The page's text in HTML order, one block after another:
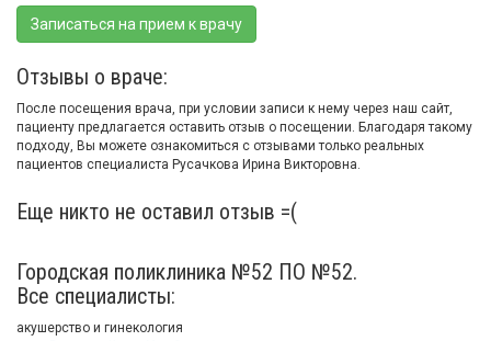
Записаться на прием к врачу
Отзывы о враче:
После посещения врача, при условии записи к нему через наш сайт,
пациенту предлагается оставить отзыв о посещении. Благодаря такому
подходу, Вы можете ознакомиться с отзывами только реальных
пациентов специалиста Русачкова Ирина Викторовна.
Еще никто не оставил отзыв =(
Городская поликлиника №52 ПО №52.
Все специалисты:
акушерство и гинекология